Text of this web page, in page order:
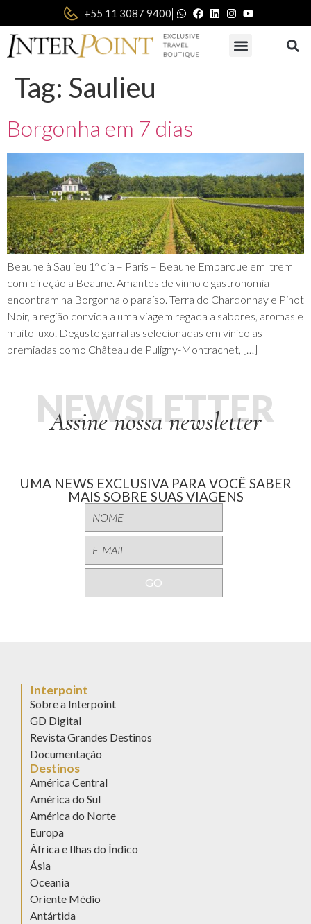
+55 11 3087 9400|
Tag: Saulieu
Borgonha em 7 dias
Beaune à Saulieu 1º dia – Paris – Beaune Embarque em trem
com direção a Beaune. Amantes de vinho e gastronomia
encontram na Borgonha o paraíso. Terra do Chardonnay e Pinot
Noir, a região convida a uma viagem regada a sabores, aromas e
muito luxo. Deguste garrafas selecionadas em vinícolas
premiadas como Château de Puligny-Montrachet, […]
Assine nossa newsletter
NEWSLETTER
UMA NEWS EXCLUSIVA PARA VOCÊ SABER
MAIS SOBRE SUAS VIAGENS
Interpoint
Sobre a Interpoint
GD Digital
Revista Grandes Destinos
Documentação
Destinos
América Central
América do Sul
América do Norte
Europa
África e Ilhas do Índico
Ásia
Oceania
Oriente Médio
Antártida